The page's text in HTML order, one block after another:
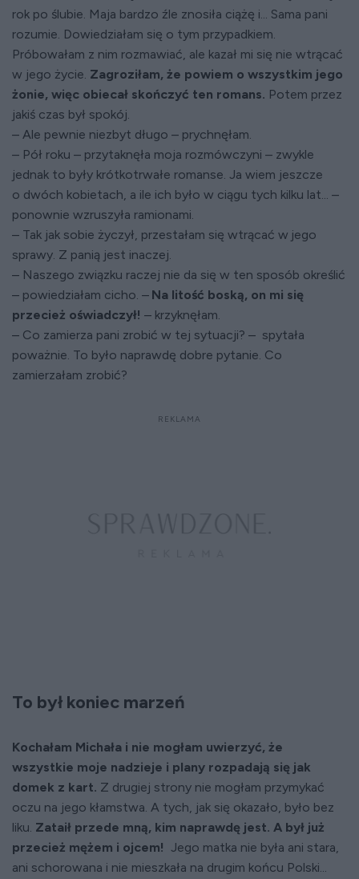
rok po ślubie. Maja bardzo źle znosiła ciążę i... Sama pani
rozumie. Dowiedziałam się o tym przypadkiem.
Próbowałam z nim rozmawiać, ale kazał mi się nie wtrącać
w jego życie. Zagroziłam, że powiem o wszystkim jego
żonie, więc obiecał skończyć ten romans. Potem przez
jakiś czas był spokój.
– Ale pewnie niezbyt długo – prychnęłam.
– Pół roku – przytaknęła moja rozmówczyni – zwykle
jednak to były krótkotrwałe romanse. Ja wiem jeszcze
o dwóch kobietach, a ile ich było w ciągu tych kilku lat... –
ponownie wzruszyła ramionami.
– Tak jak sobie życzył, przestałam się wtrącać w jego
sprawy. Z panią jest inaczej.
– Naszego związku raczej nie da się w ten sposób określić
– powiedziałam cicho. – Na litość boską, on mi się
przecież oświadczył! – krzyknęłam.
– Co zamierza pani zrobić w tej sytuacji? – spytała
poważnie. To było naprawdę dobre pytanie. Co
zamierzałam zrobić?
To był koniec marzeń
Kochałam Michała i nie mogłam uwierzyć, że
wszystkie moje nadzieje i plany rozpadają się jak
domek z kart. Z drugiej strony nie mogłam przymykać
oczu na jego kłamstwa. A tych, jak się okazało, było bez
liku. Zataił przede mną, kim naprawdę jest. A był już
przecież mężem i ojcem! Jego matka nie była ani stara,
ani schorowana i nie mieszkała na drugim końcu Polski...